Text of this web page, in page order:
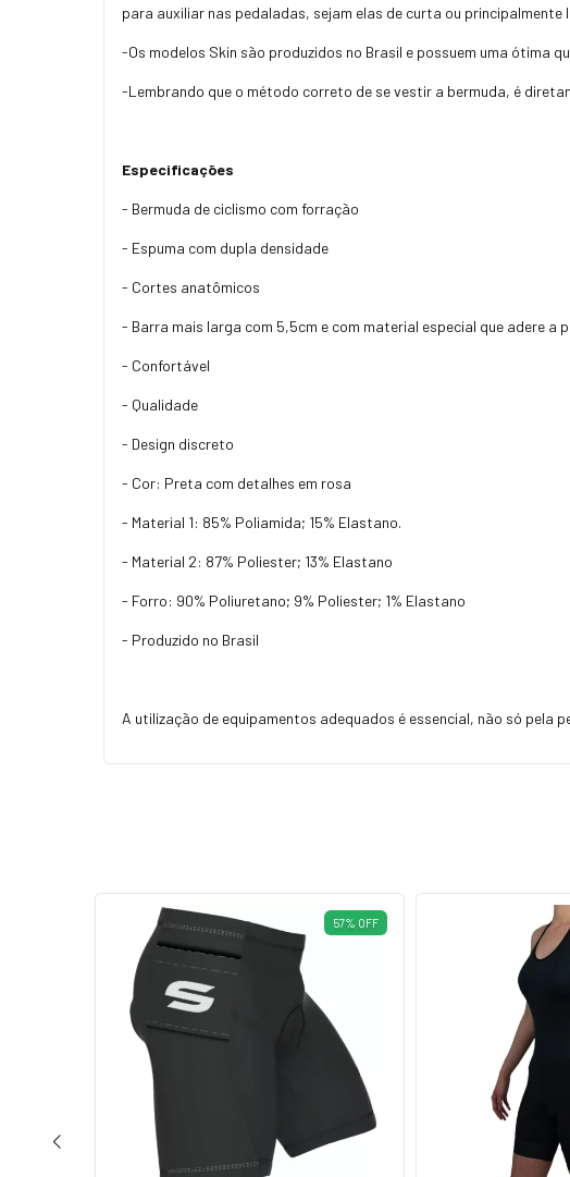
para auxiliar nas pedaladas, sejam elas de curta ou principalmente
-Os modelos Skin são produzidos no Brasil e possuem uma ótima
-Lembrando que o método correto de se vestir a bermuda, é
Especificações
- Bermuda de ciclismo com forração
- Espuma com dupla densidade
- Cortes anatômicos
- Barra mais larga com 5,5cm e com material especial que adere a
- Confortável
- Qualidade
- Design discreto
- Cor: Preta com detalhes em rosa
- Material 1: 85% Poliamida; 15% Elastano.
- Material 2: 87% Poliester; 13% Elastano
- Forro: 90% Poliuretano; 9% Poliester; 1% Elastano
- Produzido no Brasil
A utilização de equipamentos adequados é essencial, não só
57% OFF